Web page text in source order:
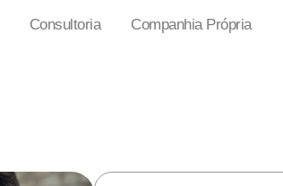
Consultoria Companhia Própria